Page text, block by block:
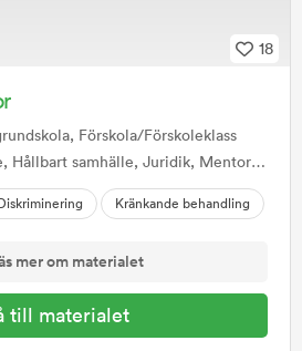
18
Förskola/Förskoleklass
Juridik, Mentorstid, Privatjuridik, Samhällskunskap, SO, Svenska
Kränkande behandling
mer om materialet
till materialet